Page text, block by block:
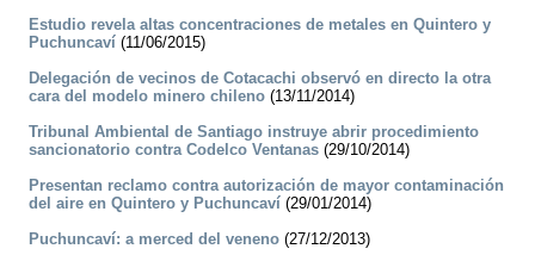
Estudio revela altas concentraciones de metales en Quintero y
Puchuncaví (11/06/2015)
Delegación de vecinos de Cotacachi observó en directo la otra
cara del modelo minero chileno (13/11/2014)
Tribunal Ambiental de Santiago instruye abrir procedimiento
sancionatorio contra Codelco Ventanas (29/10/2014)
Presentan reclamo contra autorización de mayor contaminación
del aire en Quintero y Puchuncaví (29/01/2014)
Puchuncaví: a merced del veneno (27/12/2013)